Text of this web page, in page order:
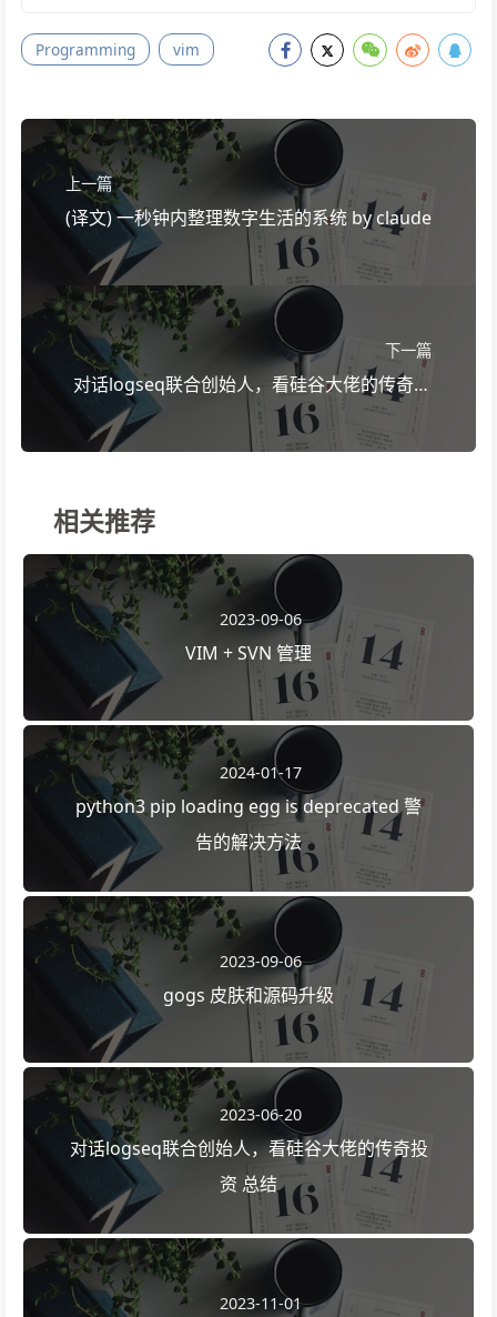
Programming vim
上一篇
(译文) 一秒钟内整理数字生活的系统 by claude
下一篇
对话logseq联合创始人，看硅谷大佬的传奇投
资 总结
相关推荐
2023-09-06
VIM + SVN 管理
2024-01-17
python3 pip loading egg is deprecated 警
告的解决方法
2023-09-06
gogs 皮肤和源码升级
2023-06-20
对话logseq联合创始人，看硅谷大佬的传奇投
资 总结
2023-11-01